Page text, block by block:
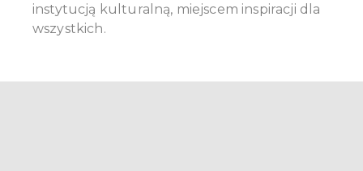
instytucją kulturalną, miejscem inspiracji dla
wszystkich.